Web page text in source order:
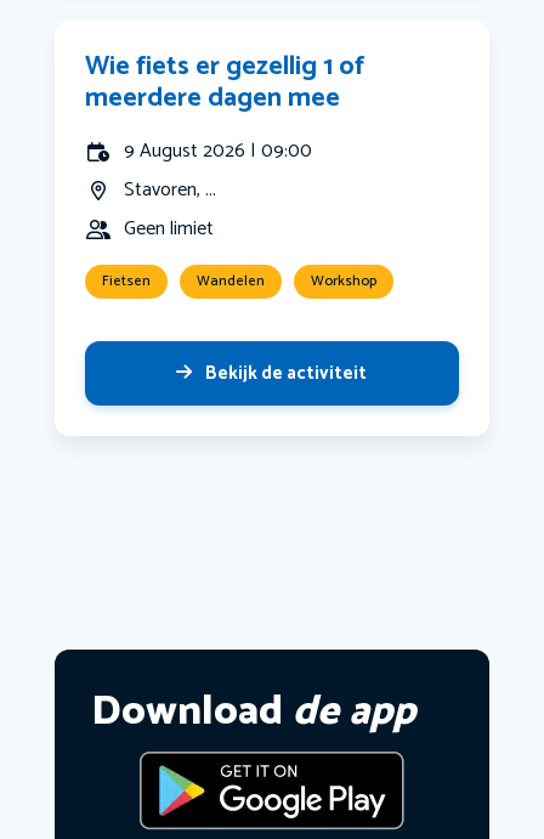
Wie fiets er gezellig 1 of
meerdere dagen mee
9 August 2026 | 09:00
Stavoren, ...
Geen limiet
Fietsen Wandelen Workshop
Bekijk de activiteit
Download de app